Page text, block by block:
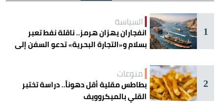
1
السياسة
انفجاران يهزان هرمز.. ناقلة نفط تعبر
بسلام و«التجارة البحرية» تدعو السفن إلى
2
منوعات
بطاطس مقلية أقل دهوناً.. دراسة تختبر
القلي بالميكروويف